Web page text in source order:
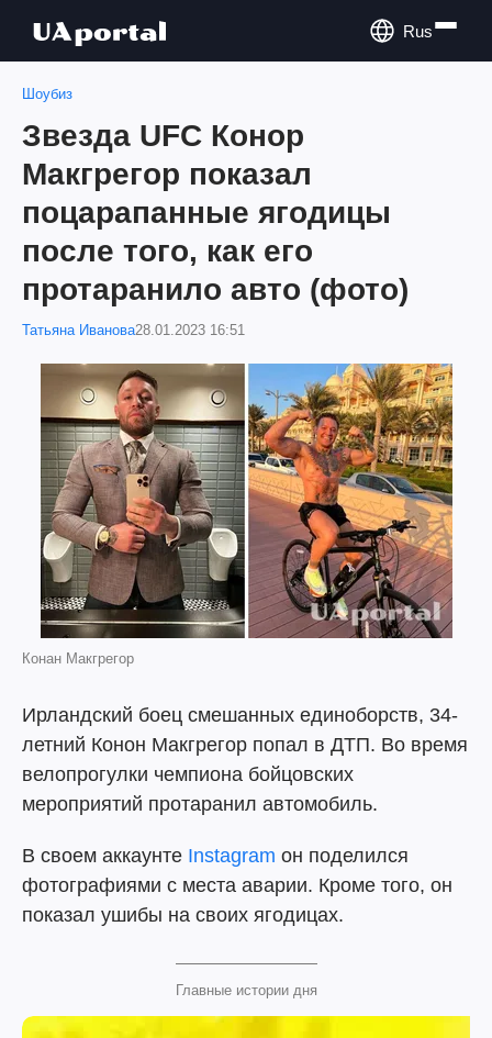
Rus
Шоубиз
Звезда UFC Конор
Макгрегор показал
поцарапанные ягодицы
после того, как его
протаранило авто (фото)
Татьяна Иванова28.01.2023 16:51
Конан Макгрегор
Ирландский боец смешанных единоборств, 34-
летний Конон Макгрегор попал в ДТП. Во время
велопрогулки чемпиона бойцовских
мероприятий протаранил автомобиль.
В своем аккаунте Instagram он поделился
фотографиями с места аварии. Кроме того, он
показал ушибы на своих ягодицах.
Главные истории дня